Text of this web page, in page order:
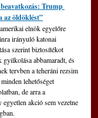
Trump
az öldöklést”
elnök egyelőre
irányuló katonai
szerint biztosítékot
abbamaradt, és
tervben a teheráni rezsim
lehetőséget
de arra a
akció sem vezetne